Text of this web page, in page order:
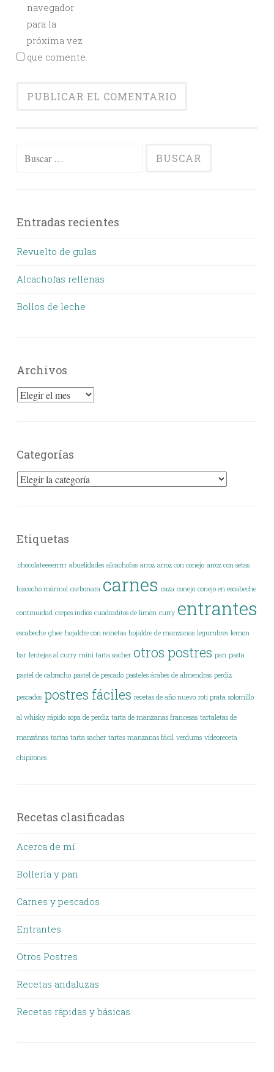
navegador
para la
próxima vez
que comente.
Entradas recientes
Revuelto de gulas
Alcachofas rellenas
Bollos de leche
Archivos
Archivos
Categorías
Categorías
Etiquetas
.chocolateeeerrrrr abuelidades alcachofas arroz arroz con conejo arroz con setas
bizcocho mármol carbonara carnes caza conejo conejo en escabeche
continuidad crepes indios cuadraditos de limón curry entrantes
escabeche ghee hojaldre con reinetas hojaldre de manzanas legumbres lemon
bar lentejas al curry mini tarta sacher otros postres pan pasta
pastel de cabracho pastel de pescado pasteles árabes de almendras perdiz
pescados postres fáciles recetas de año nuevo roti prata solomillo
al whisky rápido sopa de perdiz tarta de manzanas francesas tartaletas de
manzánas tartas tarta sacher tartas manzanas fácil verduras vídeoreceta
chipirones
Recetas clasificadas
Acerca de mí
Bollería y pan
Carnes y pescados
Entrantes
Otros Postres
Recetas andaluzas
Recetas rápidas y básicas